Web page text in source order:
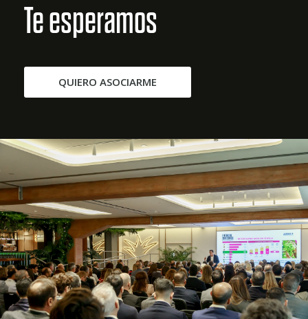
Te esperamos
QUIERO ASOCIARME